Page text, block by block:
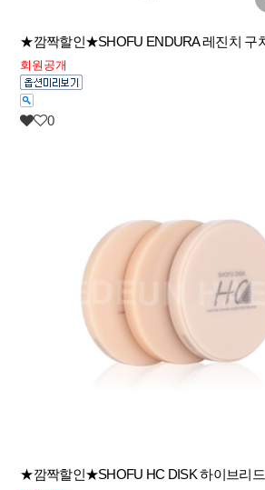
★깜짝할인★SHOFU ENDURA 레진치 구
회원공개
0
★깜짝할인★SHOFU HC DISK 하이브리